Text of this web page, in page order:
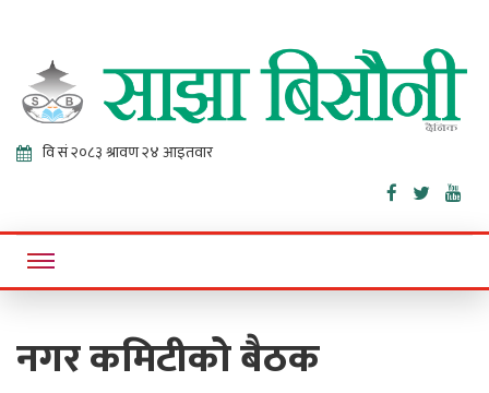
Sajha
Bisaunee
Online News Portal
नगर कमिटीको बैठक